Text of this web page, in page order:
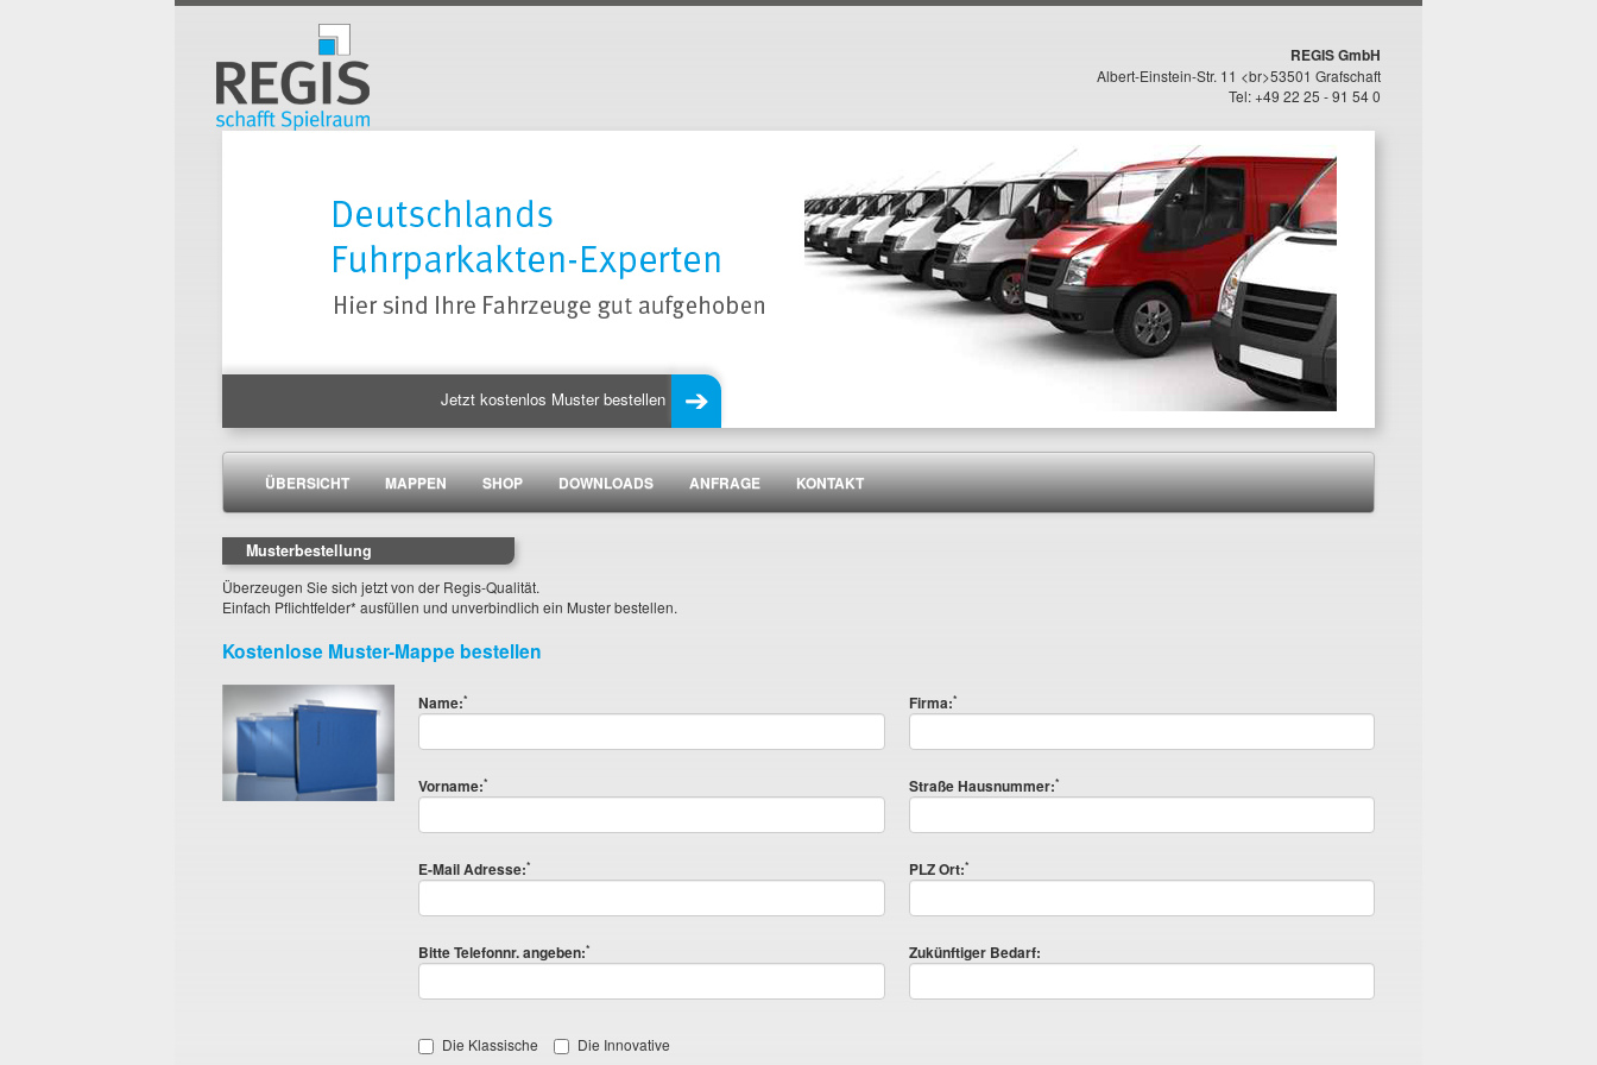
REGIS GmbH
Albert-Einstein-Str. 11 <br>53501 Grafschaft
Tel: +49 22 25 - 91 54 0
Jetzt kostenlos Muster bestellen
ÜBERSICHT MAPPEN SHOP DOWNLOADS ANFRAGE KONTAKT
Musterbestellung
Überzeugen Sie sich jetzt von der Regis-Qualität.
Einfach Pflichtfelder* ausfüllen und unverbindlich ein Muster bestellen.
Kostenlose Muster-Mappe bestellen
Name:*
Vorname:*
E-Mail Adresse:*
Bitte Telefonnr. angeben:*
Firma:*
Straße Hausnummer:*
PLZ Ort:*
Zukünftiger Bedarf:
Die Klassische Die Innovative